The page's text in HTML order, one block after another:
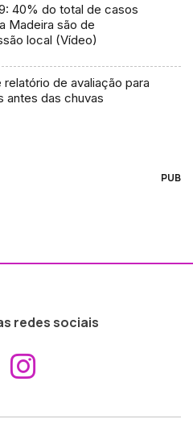
40% do total de casos
Madeira são de
local (Vídeo)
relatório de avaliação para
antes das chuvas
PUB
redes sociais
Aceder ao